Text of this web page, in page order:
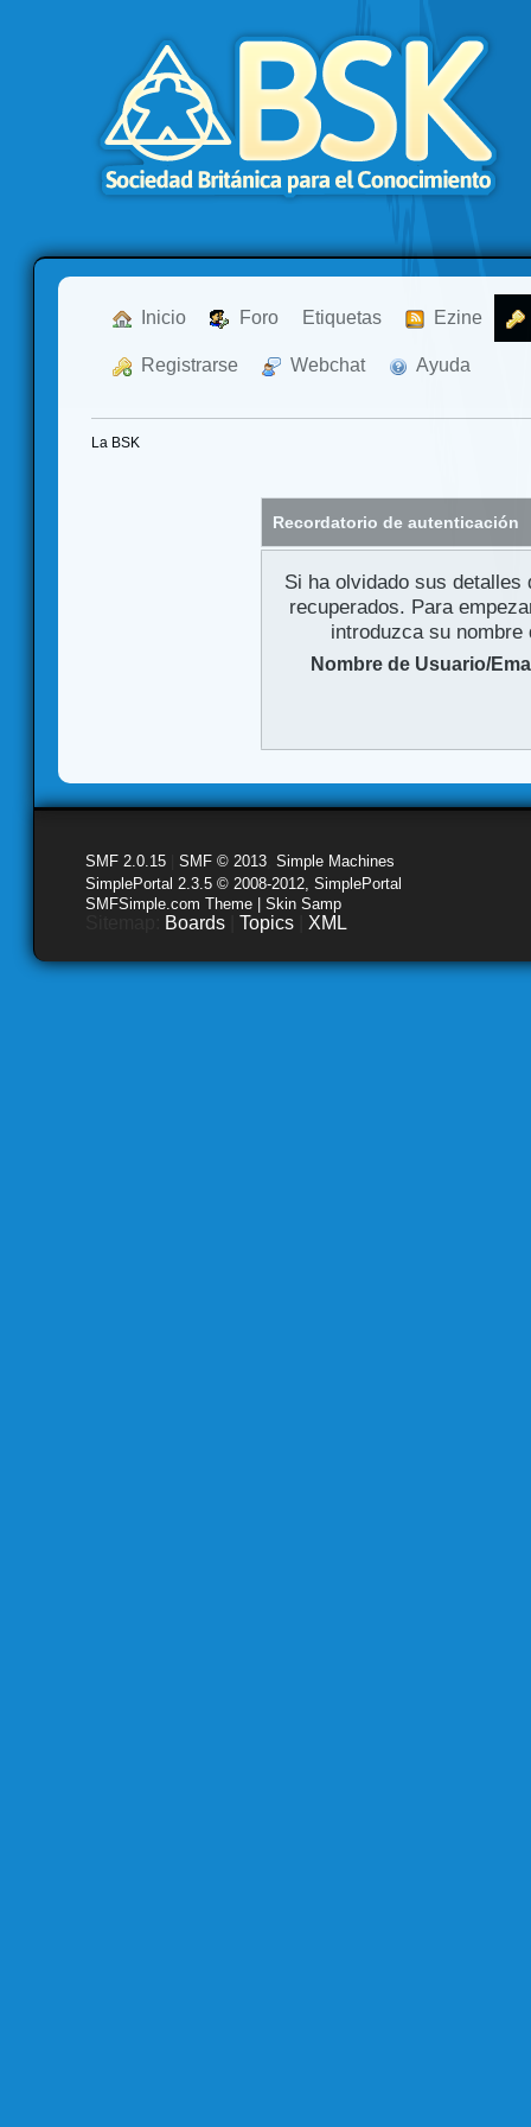
Inicio Foro Etiquetas Ezine
Registrarse Webchat Ayuda
La BSK
Recordatorio de autenticación
Si ha olvidado sus
recuperados. Para
introduzca su
Nombre de Usuario/
SMF 2.0.15 SMF © 2013 Simple Machines
SimplePortal 2.3.5 © 2008-2012, SimplePortal
SMFSimple.com Theme | Skin Samp
Boards Topics XML